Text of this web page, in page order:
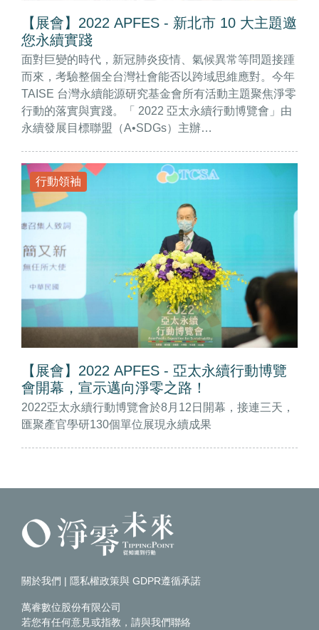
【展會】2022 APFES - 新北市 10 大主題邀
您永續實踐
面對巨變的時代，新冠肺炎疫情、氣候異常等問題接踵
而來，考驗整個全台灣社會能否以跨域思維應對。今年
TAISE 台灣永續能源研究基金會所有活動主題聚焦淨零
行動的落實與實踐。「 2022 亞太永續行動博覽會」由
永續發展目標聯盟（A•SDGs）主辦…
行動領袖
【展會】2022 APFES - 亞太永續行動博覽
會開幕，宣示邁向淨零之路！
2022亞太永續行動博覽會於8月12日開幕，接連三天，
匯聚產官學研130個單位展現永續成果
關於我們 | 隱私權政策與 GDPR遵循承諾
萬睿數位股份有限公司
若您有任何意見或指教，請與我們聯絡